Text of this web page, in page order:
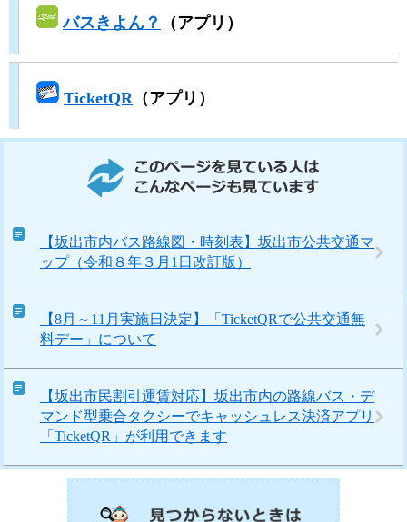
バスきよん？ （アプリ）
TicketQR （アプリ）
【坂出市内バス路線図・時刻表】坂出市公共交通マ
ップ（令和８年３月1日改訂版）
【8月～11月実施日決定】「TicketQRで公共交通無
料デー」について
【坂出市民割引運賃対応】坂出市内の路線バス・デ
マンド型乗合タクシーでキャッシュレス決済アプリ
「TicketQR」が利用できます